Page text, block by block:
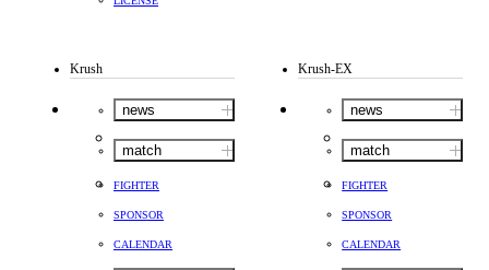
Krush
news
match
FIGHTER
SPONSOR
CALENDAR
Krush-EX
news
match
FIGHTER
SPONSOR
CALENDAR